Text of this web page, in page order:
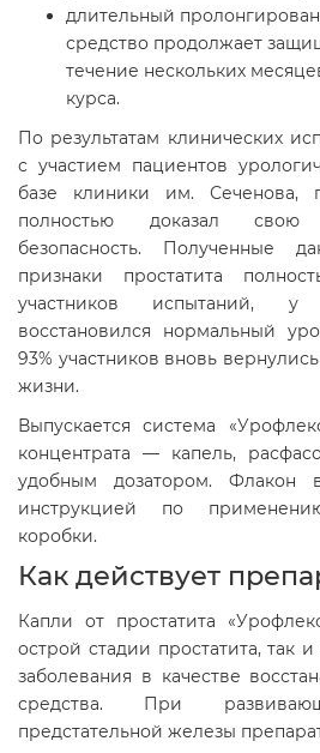
длительный
средство продолжает
течение нескольких
курса.
По результатам клинических
с участием пациентов
базе клиники им. Сеченова,
полностью доказал свою
безопасность. Полученные
признаки простатита
участников испытаний, у
восстановился нормальный
93% участников вновь
жизни.
Выпускается система
концентрата — капель,
удобным дозатором. Флакон
инструкцией по
коробки.
Как действует
Капли от простатита
острой стадии простатита, так
заболевания в качестве
средства. При
предстательной железы